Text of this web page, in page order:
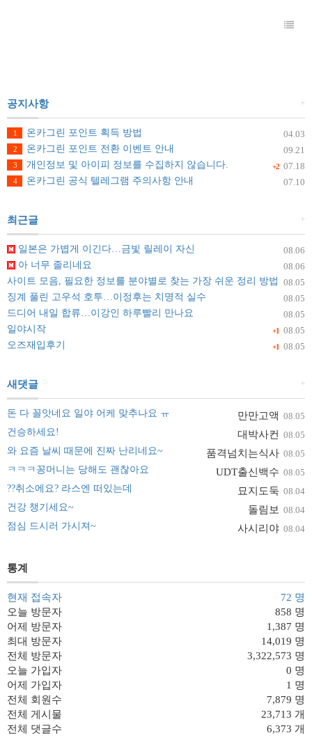
+
공지사항
04.03
1
온카그린 포인트 획득 방법
09.21
2 온카그린 포인트 전환 이벤트 안내
+2 07.18
3
개인정보 및 아이피 정보를 수집하지 않습니다.
07.10
4 온카그린 공식 텔레그램 주의사항 안내
+
최근글
08.06
일본은 가볍게 이긴다…금빛 릴레이 자신
08.06
아 너무 졸리네요
08.05
사이트 모음, 필요한 정보를 분야별로 찾는 가장 쉬운 정리 방법
08.05
징계 풀린 고우석 호투…이정후는 치명적 실수
08.05
드디어 내일 합류…이강인 하루빨리 만나요
+1 08.05
일야시작
+1 08.05
오즈재입후기
+
새댓글
만만고액 08.05
돈 다 꼴앗네요 일야 어케 맞추나요 ㅠ
대박사컨 08.05
건승하세요!
품격넘치는식사 08.05
와 요즘 날씨 때문에 진짜 난리네요~
UDT출신백수 08.05
ㅋㅋㅋ꽁머니는 당해도 괜찮아요
묘지도둑 08.04
??취소에요? 라스엔 떠있는데
돌림보 08.04
건강 챙기세요~
사시리야 08.04
점심 드시러 가시져~
통계
현재 접속자
72 명
오늘 방문자
858 명
어제 방문자
1,387 명
최대 방문자
14,019 명
전체 방문자
3,322,573 명
오늘 가입자
0 명
어제 가입자
1 명
전체 회원수
7,879 명
전체 게시물
23,713 개
전체 댓글수
6,373 개